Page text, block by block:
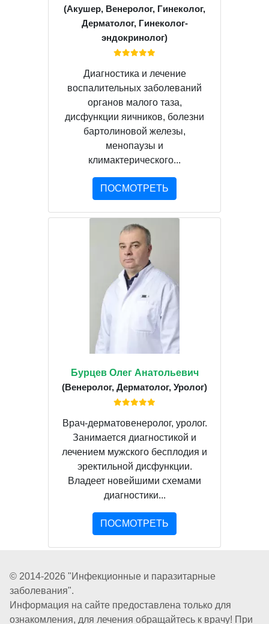
(Акушер, Венеролог, Гинеколог,
Дерматолог, Гинеколог-
эндокринолог)
Диагностика и лечение
воспалительных заболеваний
органов малого таза,
дисфункции яичников, болезни
бартолиновой железы,
менопаузы и
климактерического...
ПОСМОТРЕТЬ
Бурцев Олег Анатольевич
(Венеролог, Дерматолог, Уролог)
Врач-дерматовенеролог, уролог.
Занимается диагностикой и
лечением мужского бесплодия и
эректильной дисфункции.
Владеет новейшими схемами
диагностики...
ПОСМОТРЕТЬ
© 2014-2026 "Инфекционные и паразитарные
заболевания".
Информация на сайте предоставлена только для
ознакомления, для лечения обращайтесь к врачу! При